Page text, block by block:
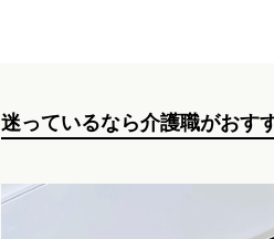
迷っているなら介護職がおす